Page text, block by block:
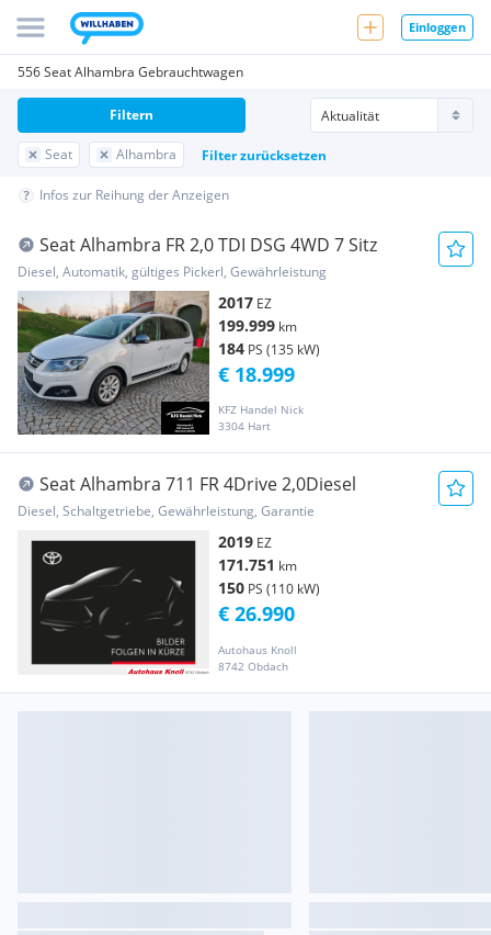
Einloggen
556 Seat Alhambra Gebrauchtwagen
Seat Alhambra Filter zurücksetzen
Filtern
Infos zur Reihung der Anzeigen
Seat Alhambra FR 2,0 TDI DSG 4WD 7 Sitz
Diesel, Automatik, gültiges Pickerl, Gewährleistung
2017 EZ
199.999 km
184 PS (135 kW)
KFZ Handel Nick
3304 Hart
€ 18.999
Seat Alhambra 711 FR 4Drive 2,0Diesel
Diesel, Schaltgetriebe, Gewährleistung, Garantie
2019 EZ
171.751 km
150 PS (110 kW)
Autohaus Knoll
8742 Obdach
€ 26.990